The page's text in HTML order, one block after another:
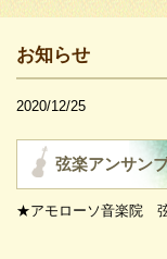
お知らせ
2020/12/25
弦楽アンサン
★アモローソ音楽院